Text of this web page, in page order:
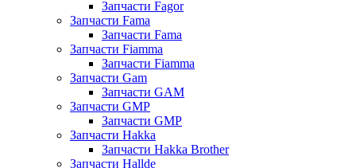
Запчасти Fagor
Запчасти Fama
Запчасти Fama
Запчасти Fiamma
Запчасти Fiamma
Запчасти Gam
Запчасти GAM
Запчасти GMP
Запчасти GMP
Запчасти Hakka
Запчасти Hakka Brother
Запчасти Hallde